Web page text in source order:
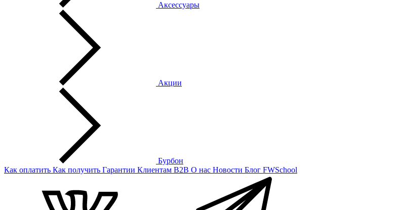
Аксессуары
Акции
Бурбон
Как оплатить Как получить Гарантии Клиентам B2B О нас Новости Блог FWSchool